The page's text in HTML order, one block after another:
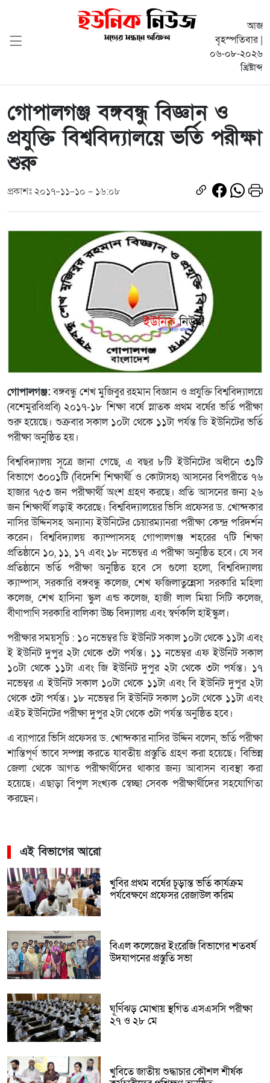
আজ
বৃহস্পতিবার |
০৬-০৮-২০২৬
খ্রিষ্টাব্দ
গোপালগঞ্জ বঙ্গবন্ধু বিজ্ঞান ও
প্রযুক্তি বিশ্ববিদ্যালয়ে ভর্তি পরীক্ষা
শুরু
প্রকাশঃ ২০১৭-১১-১০ - ১৬:০৮
গোপালগঞ্জ:বঙ্গবন্ধু শেখ মুজিবুর রহমান বিজ্ঞান ও প্রযুক্তি বিশ্ববিদ্যালয়ে
(বশেমুরবিপ্রবি) ২০১৭-১৮ শিক্ষা বর্ষে স্নাতক প্রথম বর্ষের ভর্তি পরীক্ষা
শুরু হয়েছে। শুক্রবার সকাল ১০টা থেকে ১১টা পর্যন্ত ডি ইউনিটের ভর্তি
পরীক্ষা অনুষ্ঠিত হয়।
বিশ্ববিদ্যালয় সূত্রে জানা গেছে, এ বছর ৮টি ইউনিটের অধীনে ৩১টি
বিভাগে ৩০০১টি (বিদেশি শিক্ষার্থী ও কোটাসহ) আসনের বিপরীতে ৭৬
হাজার ৭৫৩ জন পরীক্ষার্থী অংশ গ্রহণ করছে। প্রতি আসনের জন্য ২৬
জন শিক্ষার্থী লড়াই করেছে। বিশ্ববিদ্যালয়ের ভিসি প্রফেসর ড. খোন্দকার
নাসির উদ্দিনসহ অন্যান্য ইউনিটের চেয়ারম্যানরা পরীক্ষা কেন্দ্র পরিদর্শন
করেন। বিশ্ববিদ্যালয় ক্যাম্পাসসহ গোপালগঞ্জ শহরের ৭টি শিক্ষা
প্রতিষ্ঠানে ১০, ১১, ১৭ এবং ১৮ নভেম্বর এ পরীক্ষা অনুষ্ঠিত হবে। যে সব
প্রতিষ্ঠানে ভর্তি পরীক্ষা অনুষ্ঠিত হবে সে গুলো হলো, বিশ্ববিদ্যালয়
ক্যাম্পাস, সরকারি বঙ্গবন্ধু কলেজ, শেখ ফজিলাতুন্নেসা সরকারি মহিলা
কলেজ, শেখ হাসিনা স্কুল এন্ড কলেজ, হাজী লাল মিয়া সিটি কলেজ,
বীণাপাণি সরকারি বালিকা উচ্চ বিদ্যালয় এবং স্বর্ণকলি হাইস্কুল।
পরীক্ষার সময়সূচি : ১০ নভেম্বর ডি ইউনিট সকাল ১০টা থেকে ১১টা এবং
ই ইউনিট দুপুর ২টা থেকে ৩টা পর্যন্ত। ১১ নভেম্বর এফ ইউনিট সকাল
১০টা থেকে ১১টা এবং জি ইউনিট দুপুর ২টা থেকে ৩টা পর্যন্ত। ১৭
নভেম্বর এ ইউনিট সকাল ১০টা থেকে ১১টা এবং বি ইউনিট দুপুর ২টা
থেকে ৩টা পর্যন্ত। ১৮ নভেম্বর সি ইউনিট সকাল ১০টা থেকে ১১টা এবং
এইচ ইউনিটের পরীক্ষা দুপুর ২টা থেকে ৩টা পর্যন্ত অনুষ্ঠিত হবে।
এ ব্যাপারে ভিসি প্রফেসর ড. খোন্দকার নাসির উদ্দিন বলেন, ভর্তি পরীক্ষা
শান্তিপূর্ণ ভাবে সম্পন্ন করতে যাবতীয় প্রস্তুতি গ্রহণ করা হয়েছে। বিভিন্ন
জেলা থেকে আগত পরীক্ষার্থীদের থাকার জন্য আবাসন ব্যবস্থা করা
হয়েছে। এছাড়া বিপুল সংখ্যক স্বেচ্ছা সেবক পরীক্ষার্থীদের সহযোগিতা
করছেন।
এই বিভাগের আরো
খুবির প্রথম বর্ষের চূড়ান্ত ভর্তি কার্যক্রম
পর্যবেক্ষণে প্রফেসর রেজাউল করিম
বিএল কলেজের ইংরেজি বিভাগের শতবর্ষ
উদযাপনের প্রস্তুতি সভা
ঘূর্ণিঝড় মোখায় স্থগিত এসএসসি পরীক্ষা
২৭ ও ২৮ মে
খুবিতে জাতীয় শুদ্ধাচার কৌশল শীর্ষক